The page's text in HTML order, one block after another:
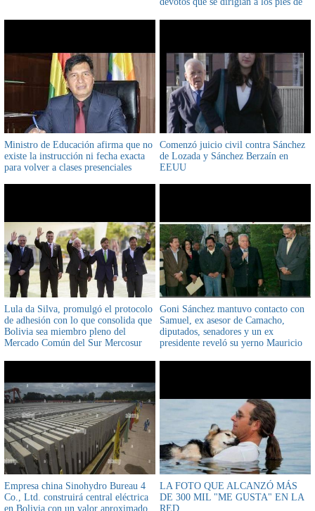
Ministro de Educación afirma que no
existe la instrucción ni fecha exacta
para volver a clases presenciales
Comenzó juicio civil contra Sánchez
de Lozada y Sánchez Berzaín en
EEUU
Lula da Silva, promulgó el protocolo
de adhesión con lo que consolida que
Bolivia sea miembro pleno del
Mercado Común del Sur Mercosur
Goni Sánchez mantuvo contacto con
Samuel, ex asesor de Camacho,
diputados, senadores y un ex
presidente reveló su yerno Mauricio
Empresa china Sinohydro Bureau 4
Co., Ltd. construirá central eléctrica
en Bolivia con un valor aproximado
LA FOTO QUE ALCANZÓ MÁS
DE 300 MIL "ME GUSTA" EN LA
RED